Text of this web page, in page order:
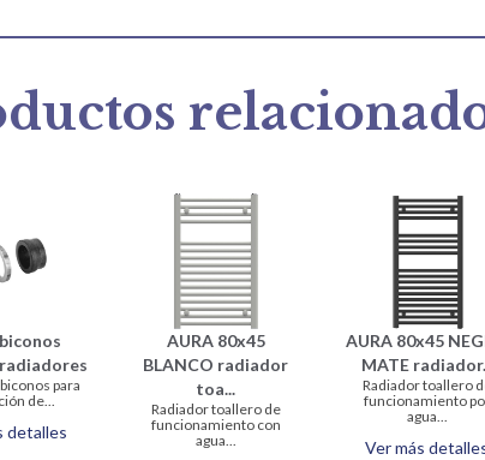
para
de...
detalles
AURA 80x45
BLANCO radiador
toa...
Radiador toallero de
funcionamiento con
agua...
AURA 80x45
MATE
Radiador toallero
funcionamiento
agua...
Ver más